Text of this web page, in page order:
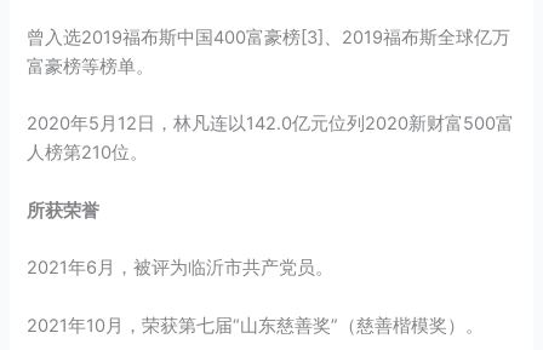
曾入选2019福布斯中国400富豪榜[3]、2019福布斯全球亿万
富豪榜等榜单。
2020年5月12日，林凡连以142.0亿元位列2020新财富500富
人榜第210位。
所获荣誉
2021年6月，被评为临沂市共产党员。
2021年10月，荣获第七届“山东慈善奖”（慈善楷模奖）。